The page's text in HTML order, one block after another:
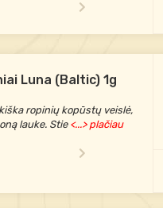
Luna (Baltic) 1g
ropinių kopūstų veislė,
lauke. Stie<...> plačiau